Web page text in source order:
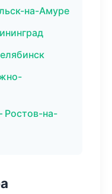
на-Амуре
Ростов-на-